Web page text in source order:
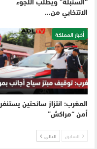
“السنبلة” ويطلب اللجوء
الانتخابي من…
أخبار المملكة
المغرب: انتزاز سائحتين يستنفر
أمن “مراكش”
السابق التالي